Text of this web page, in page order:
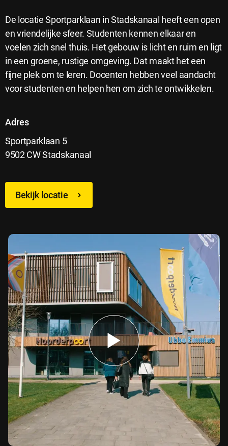
De locatie Sportparklaan in Stadskanaal heeft een open
en vriendelijke sfeer. Studenten kennen elkaar en
voelen zich snel thuis. Het gebouw is licht en ruim en ligt
in een groene, rustige omgeving. Dat maakt het een
fijne plek om te leren. Docenten hebben veel aandacht
voor studenten en helpen hen om zich te ontwikkelen.
Adres
Sportparklaan 5
9502 CW Stadskanaal
Bekijk locatie